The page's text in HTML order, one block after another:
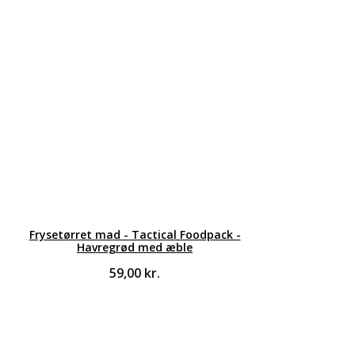
Frysetørret mad - Tactical Foodpack -
Havregrød med æble
59,00 kr.